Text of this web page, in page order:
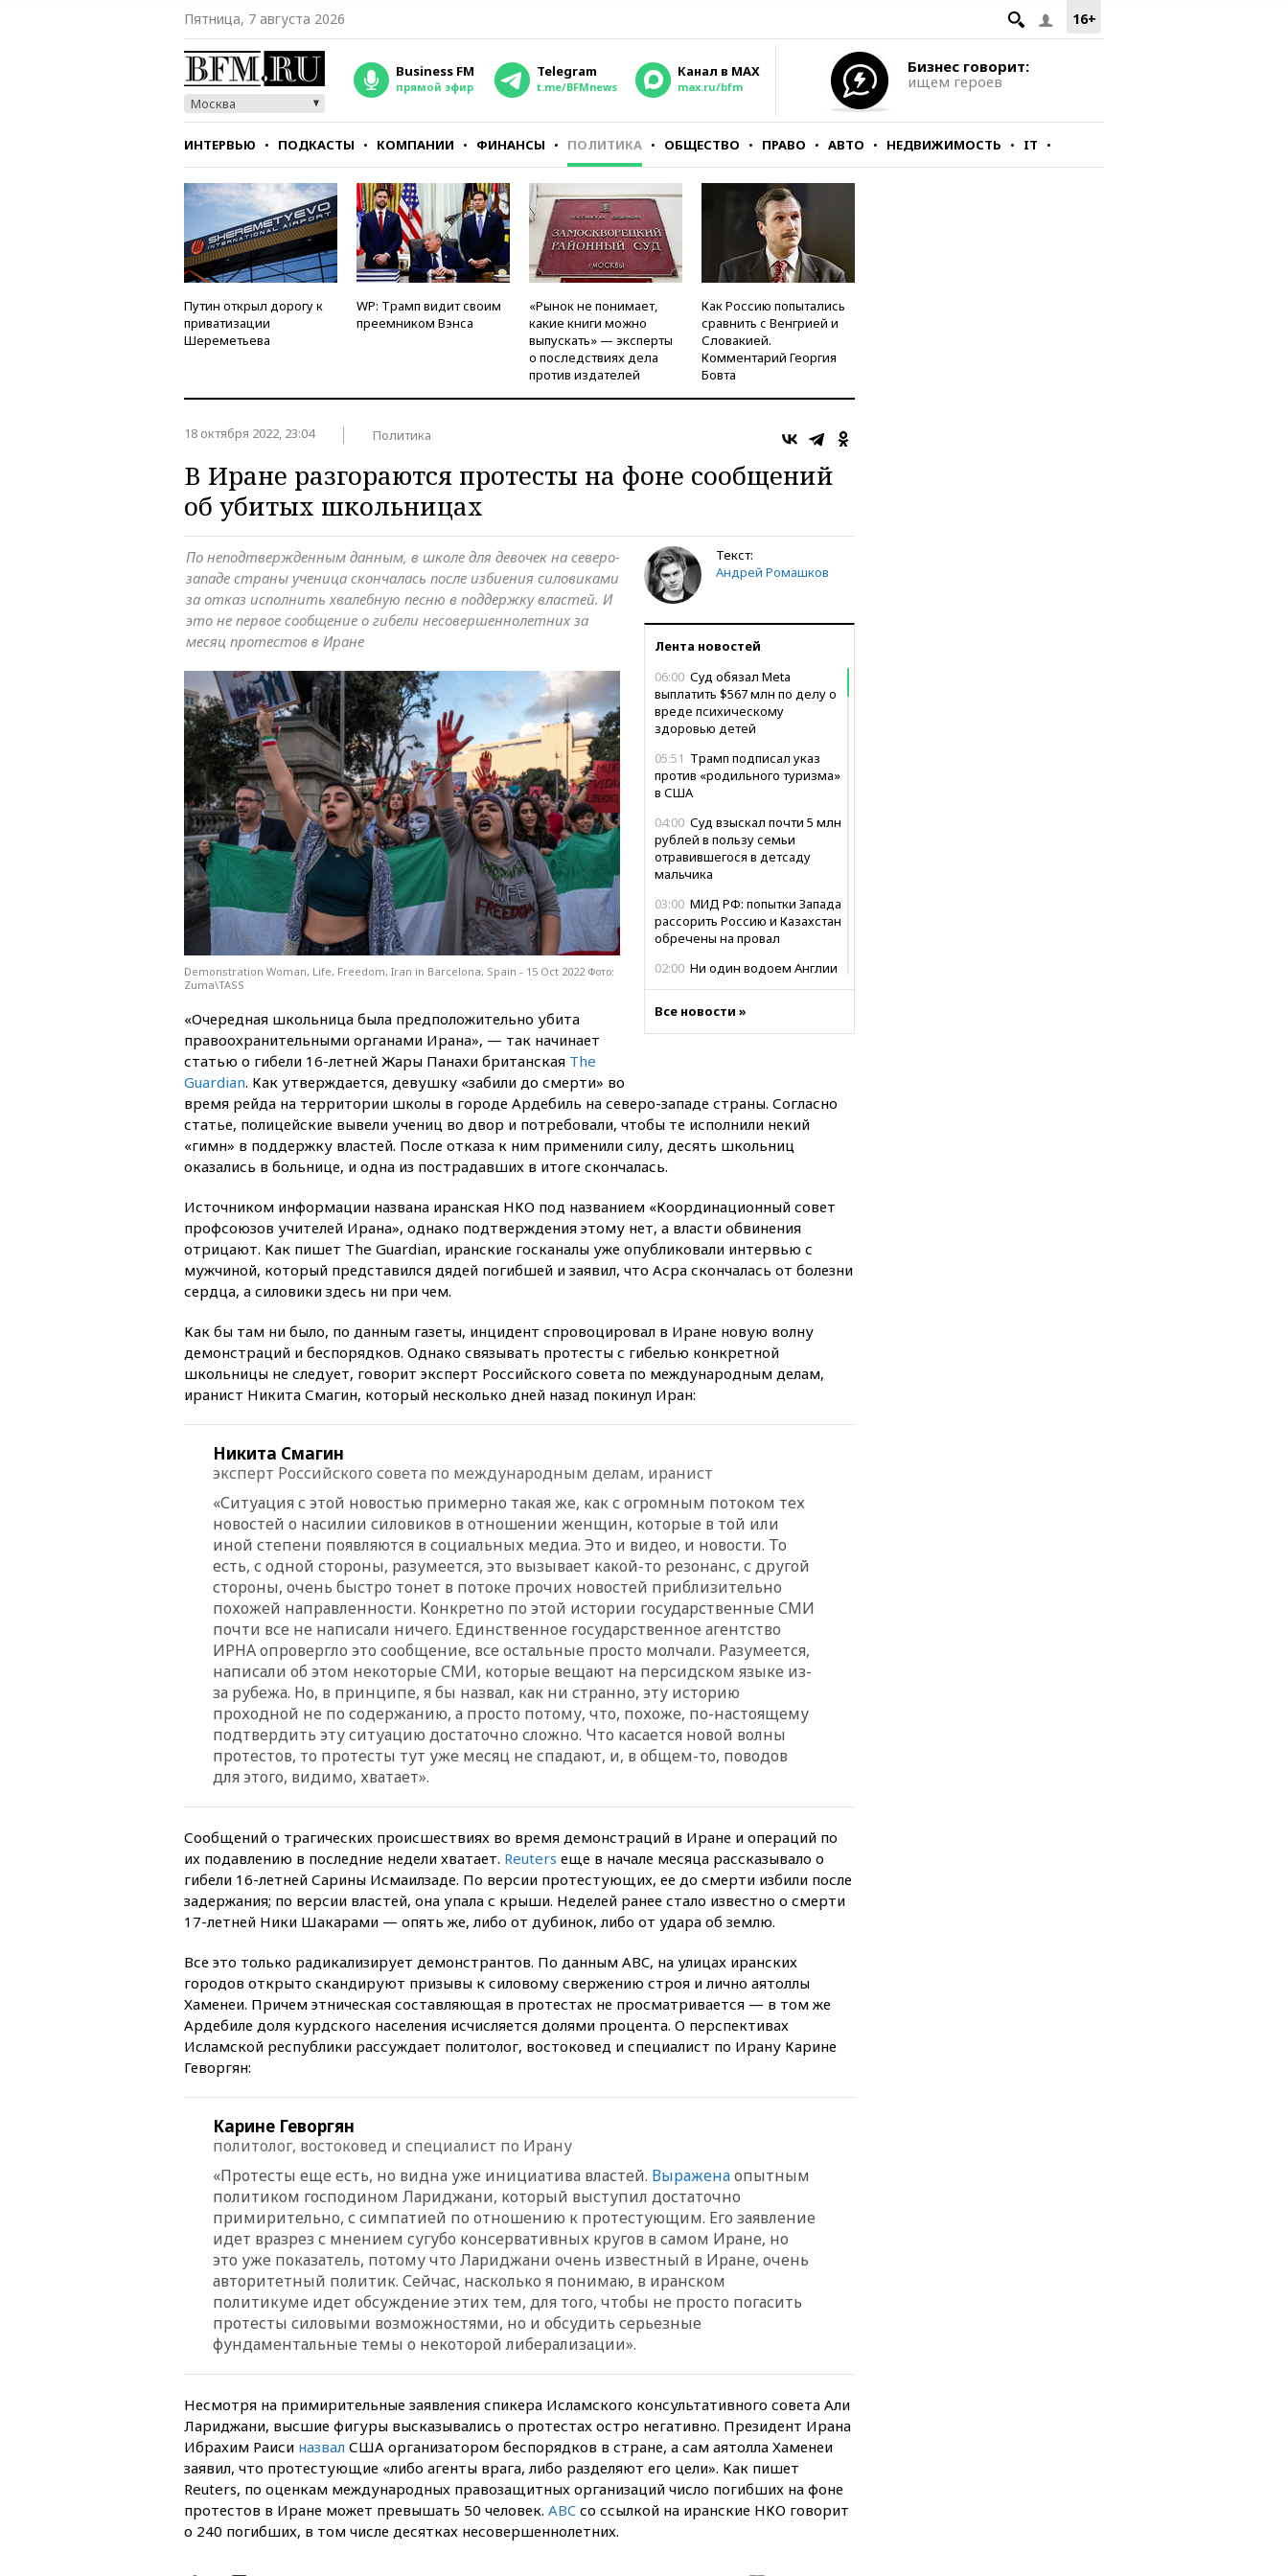
16+
Пятница, 7 августа 2026
Москва
Business FM
прямой эфир
Telegram
t.me/BFMnews
Канал в MAX
max.ru/bfm
Бизнес говорит:
ищем героев
ИНТЕРВЬЮ ПОДКАСТЫ КОМПАНИИ ФИНАНСЫ ПОЛИТИКА ОБЩЕСТВО ПРАВО АВТО НЕДВИЖИМОСТЬ IT
СТИЛЬ ТЕСТЫ
Путин открыл дорогу к
приватизации
Шереметьева
WP: Трамп видит своим
преемником Вэнса
«Рынок не понимает,
какие книги можно
выпускать» — эксперты
о последствиях дела
против издателей
Как Россию попытались
сравнить с Венгрией и
Словакией.
Комментарий Георгия
Бовта
18 октября 2022, 23:04 Политика
В Иране разгораются протесты на фоне сообщений
об убитых школьницах
Текст:
Андрей Ромашков
Лента новостей
06:00 Суд обязал Meta
выплатить $567 млн по делу о
вреде психическому
здоровью детей
05:51 Трамп подписал указ
против «родильного туризма»
в США
04:00 Суд взыскал почти 5 млн
рублей в пользу семьи
отравившегося в детсаду
мальчика
03:00 МИД РФ: попытки Запада
рассорить Россию и Казахстан
обречены на провал
02:00 Ни один водоем Англии
01:00Трамп: США сами
Трамп заявил о
необходимости пополнения
арсенала США
признать «Яблоко»
вчера, 23:15 В Смоленске
ребенок и женщина погибли
при падении деревьев во
время урагана
вчера, 22:35Винисиус
продлил контракт с «Реалом»
до 2032 года
вчера, 22:20
гвардейскую десантно-
штурмовую дивизию
легендарной
вчера, 22:15Путин заслушал
доклад о ситуации на
добропольском направлении
вчера, 21:58Генпрокуратура
признала нежелательным в
РФ американский Human
Rights Foundation
вчера, 21:35«Аэрофлот»
отменяет часть рейсов в Сочи
и Геленджик
Европы в прыжках с 10-
вчера, 21:10 РФ не получала
обращений о прекращении
концессии строительства ж/д
в Армении
вчера, 21:00
онлайн-продаже алкоголя
вчера, 20:45 Матвиенко:
россиянам могут
рекомендовать не посещать
Армению
сбила еще 281 украинский
олимпиады для поступления в
вузы
вчера, 20:15Минтранс
предложил оплачивать
защиту дорог от БПЛА из
средств на ремонт
вчера, 20:00 Зеленский 8
августа посетит Сербию с
вчера, 19:58В Госдуму будет
отмене ЕГЭ
вчера, 19:50 Аэропорты Сочи и
Ярославля приостановили
работу
призвал доноров-
Все новости »
По неподтвержденным данным, в школе для девочек на северо-
западе страны ученица скончалась после избиения силовиками
за отказ исполнить хвалебную песню в поддержку властей. И
это не первое сообщение о гибели несовершеннолетних за
месяц протестов в Иране
Demonstration Woman, Life, Freedom, Iran in Barcelona, Spain - 15 Oct 2022 Фото:
Zuma\TASS
«Очередная школьница была предположительно убита
правоохранительными органами Ирана», — так начинает
статью о гибели 16-летней Жары Панахи британская The
Guardian. Как утверждается, девушку «забили до смерти» во
время рейда на территории школы в городе Ардебиль на северо-западе страны. Согласно
статье, полицейские вывели учениц во двор и потребовали, чтобы те исполнили некий
«гимн» в поддержку властей. После отказа к ним применили силу, десять школьниц
оказались в больнице, и одна из пострадавших в итоге скончалась.
Источником информации названа иранская НКО под названием «Координационный совет
профсоюзов учителей Ирана», однако подтверждения этому нет, а власти обвинения
отрицают. Как пишет The Guardian, иранские госканалы уже опубликовали интервью с
мужчиной, который представился дядей погибшей и заявил, что Асра скончалась от болезни
сердца, а силовики здесь ни при чем.
Как бы там ни было, по данным газеты, инцидент спровоцировал в Иране новую волну
демонстраций и беспорядков. Однако связывать протесты с гибелью конкретной
школьницы не следует, говорит эксперт Российского совета по международным делам,
иранист Никита Смагин, который несколько дней назад покинул Иран:
Никита Смагин
эксперт Российского совета по международным делам, иранист
«Ситуация с этой новостью примерно такая же, как с огромным потоком тех
новостей о насилии силовиков в отношении женщин, которые в той или
иной степени появляются в социальных медиа. Это и видео, и новости. То
есть, с одной стороны, разумеется, это вызывает какой-то резонанс, с другой
стороны, очень быстро тонет в потоке прочих новостей приблизительно
похожей направленности. Конкретно по этой истории государственные СМИ
почти все не написали ничего. Единственное государственное агентство
ИРНА опровергло это сообщение, все остальные просто молчали. Разумеется,
написали об этом некоторые СМИ, которые вещают на персидском языке из-
за рубежа. Но, в принципе, я бы назвал, как ни странно, эту историю
проходной не по содержанию, а просто потому, что, похоже, по-настоящему
подтвердить эту ситуацию достаточно сложно. Что касается новой волны
протестов, то протесты тут уже месяц не спадают, и, в общем-то, поводов
для этого, видимо, хватает».
Сообщений о трагических происшествиях во время демонстраций в Иране и операций по
их подавлению в последние недели хватает. Reuters еще в начале месяца рассказывало о
гибели 16-летней Сарины Исмаилзаде. По версии протестующих, ее до смерти избили после
задержания; по версии властей, она упала с крыши. Неделей ранее стало известно о смерти
17-летней Ники Шакарами — опять же, либо от дубинок, либо от удара об землю.
Все это только радикализирует демонстрантов. По данным ABC, на улицах иранских
городов открыто скандируют призывы к силовому свержению строя и лично аятоллы
Хаменеи. Причем этническая составляющая в протестах не просматривается — в том же
Ардебиле доля курдского населения исчисляется долями процента. О перспективах
Исламской республики рассуждает политолог, востоковед и специалист по Ирану Карине
Геворгян:
Карине Геворгян
политолог, востоковед и специалист по Ирану
«Протесты еще есть, но видна уже инициатива властей. Выраженаопытным
политиком господином Лариджани, который выступил достаточно
примирительно, с симпатией по отношению к протестующим. Его заявление
идет вразрез с мнением сугубо консервативных кругов в самом Иране, но
это уже показатель, потому что Лариджани очень известный в Иране, очень
авторитетный политик. Сейчас, насколько я понимаю, в иранском
политикуме идет обсуждение этих тем, для того, чтобы не просто погасить
протесты силовыми возможностями, но и обсудить серьезные
фундаментальные темы о некоторой либерализации».
Несмотря на примирительные заявления спикера Исламского консультативного совета Али
Лариджани, высшие фигуры высказывались о протестах остро негативно. Президент Ирана
Ибрахим Раиси назвал США организатором беспорядков в стране, а сам аятолла Хаменеи
заявил, что протестующие «либо агенты врага, либо разделяют его цели». Как пишет
Reuters, по оценкам международных правозащитных организаций число погибших на фоне
протестов в Иране может превышать 50 человек. ABC со ссылкой на иранские НКО говорит
о 240 погибших, в том числе десятках несовершеннолетних.